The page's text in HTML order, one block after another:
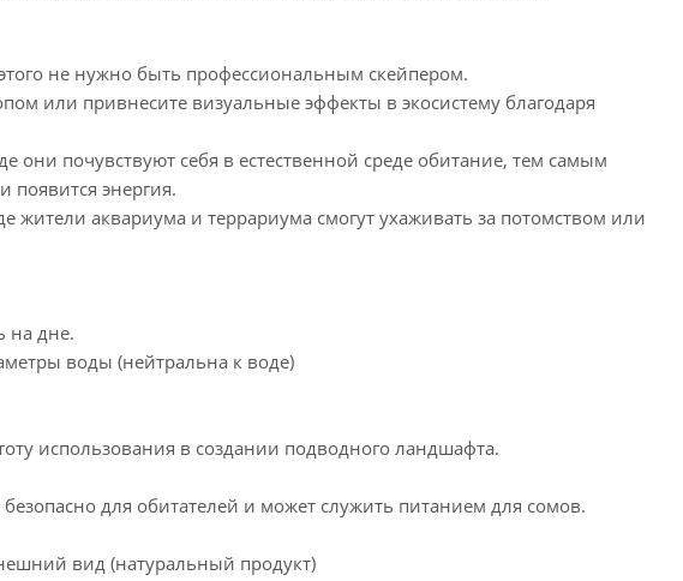
не нужно быть профессиональным скейпером.
или привнесите визуальные эффекты в экосистему благодаря
почувствуют себя в естественной среде обитание, тем самым
появится энергия.
жители аквариума и террариума смогут ухаживать за потомством или
на дне.
воды (нейтральна к воде)
использования в создании подводного ландшафта.
для обитателей и может служить питанием для сомов.
вид (натуральный продукт)